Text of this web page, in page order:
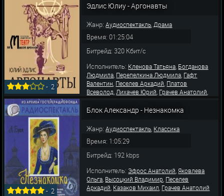
Леонид ,Гафт Валентин,Нейман Матвей
Дмитриева Антонина, Лямпе Григорий
-2
Эдлис Юлиу - Аргонавты
Жанр:Аудиоспектакль,Драма
Время: 01:25:04
Битрейд: 320 Кбит/с
Исполнитель: Кленова Татьяна, Богданова
Людмила, Перепелкина Людмила, Гафт
Валентин, Песелев Аркадий, Платов
Всеволод,Лихачев Юрий, Грачев Анатолий,
Горбунов Петр
-2
Блок Александр - Незнакомка
Жанр:Аудиоспектакль, Классика
Время: 1:05:29
Битрейд: 192 kbps
Исполнитель: Эфрос Анатолий,Яковлева
Ольга, Высоцкий Владимир, Песелев
Аркадий, Казаков Михаил, Грачев Анатолий